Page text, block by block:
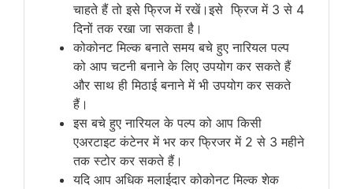
चाहते हैं तो इसे फ्रिज में रखें।इसे फ्रिज में 3 से 4
दिनों तक रखा जा सकता है।
कोकोनट मिल्क बनाते समय बचे हुए नारियल पल्प
को आप चटनी बनाने के लिए उपयोग कर सकते हैं
और साथ ही मिठाई बनाने में भी उपयोग कर सकते
हैं।
इस बचे हुए नारियल के पल्प को आप किसी
एअरटाइट कंटेनर में भर कर फ्रिजर में 2 से 3 महीने
तक स्टोर कर सकते हैं।
यदि आप अधिक मलाईदार कोकोनट मिल्क शेक